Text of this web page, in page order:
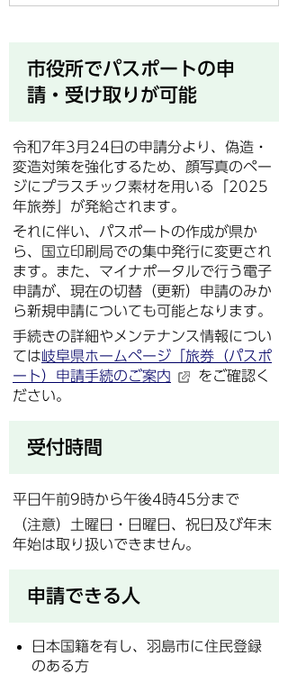
市役所でパスポートの申
請・受け取りが可能
令和7年3月24日の申請分より、偽造・
変造対策を強化するため、顔写真のペー
ジにプラスチック素材を用いる「2025
年旅券」が発給されます。
それに伴い、パスポートの作成が県か
ら、国立印刷局での集中発行に変更され
ます。また、マイナポータルで行う電子
申請が、現在の切替（更新）申請のみか
ら新規申請についても可能となります。
手続きの詳細やメンテナンス情報につい
ては岐阜県ホームページ「旅券（パスポ
ート）申請手続のご案内
をご確認く
ださい。
受付時間
平日午前9時から午後4時45分まで
（注意）土曜日・日曜日、祝日及び年末
年始は取り扱いできません。
申請できる人
日本国籍を有し、羽島市に住民登録
のある方